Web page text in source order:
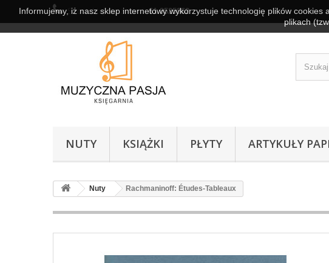
Skontaktuj się z nami:61 8525962
NUTY KSIĄŻKI PŁYTY ARTYKUŁY
Nuty Rachmaninoff: Études-Tableaux
Informujemy, iż nasz sklep internetowy wykorzystuje technologię plików
plikach